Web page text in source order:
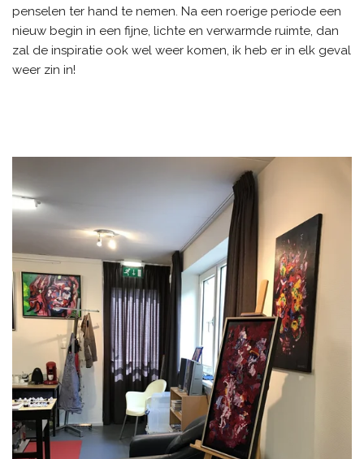
penselen ter hand te nemen. Na een roerige periode een
nieuw begin in een fijne, lichte en verwarmde ruimte, dan
zal de inspiratie ook wel weer komen, ik heb er in elk geval
weer zin in!